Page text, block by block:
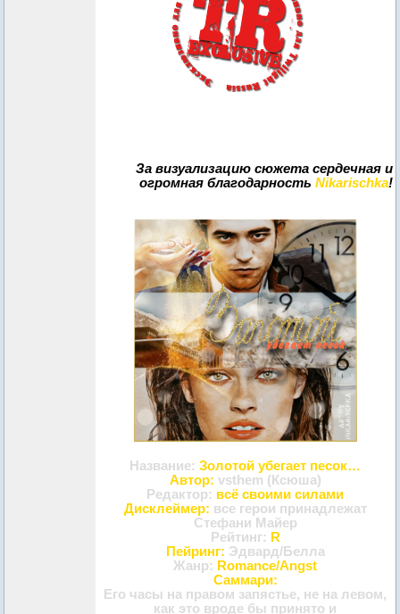
За визуализацию сюжета сердечная и
огромная благодарность Nikarischka!
Название: Золотой убегает песок…
Автор: vsthem (Ксюша)
Редактор: всё своими силами
Дисклеймер: все герои принадлежат
Стефани Майер
Рейтинг: R
Пейринг: Эдвард/Белла
Жанр: Romance/Angst
Саммари:
Его часы на правом запястье, не на левом,
как это вроде бы принято и